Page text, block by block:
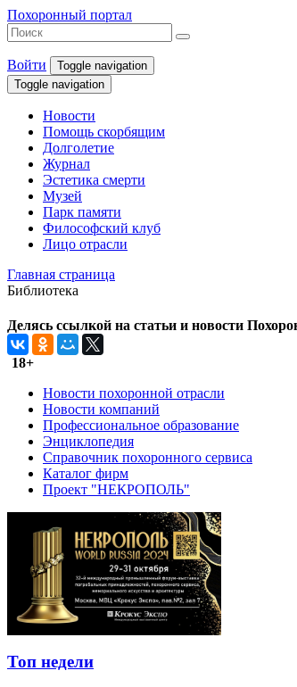
Похоронный портал
Войти
Toggle navigation
Toggle navigation
Новости
Помощь скорбящим
Долголетие
Журнал
Эстетика смерти
Музей
Парк памяти
Философский клуб
Лицо отрасли
Главная страница
Библиотека
Делясь ссылкой на статьи и новости
18+
Новости похоронной отрасли
Новости компаний
Профессиональное образование
Энциклопедия
Справочник похоронного сервиса
Каталог фирм
Проект "НЕКРОПОЛЬ"
Топ недели